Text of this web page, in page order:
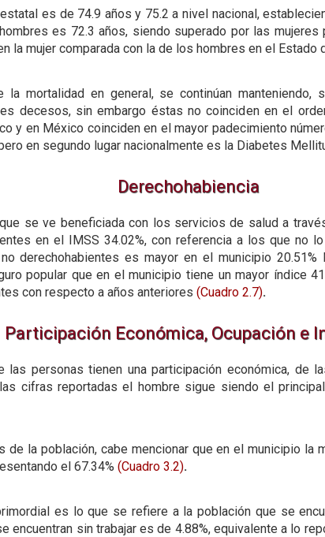
es de 74.9 años y 75.2 a nivel nacional,
es 72.3 años, siendo superado por las
la mujer comparada con la de los hombres en el Estado
mortalidad en general, se continúan manteniendo,
decesos, sin embargo éstas no coinciden en el
y en México coinciden en el mayor padecimiento
en segundo lugar nacionalmente es la Diabetes
Derechohabiencia
se ve beneficiada con los servicios de salud a
en el IMSS 34.02%, con referencia a los que no
derechohabientes es mayor en el municipio
popular que en el municipio tiene un mayor índice
con respecto a años anteriores (Cuadro 2.7).
Participación Económica, Ocupación e
las personas tienen una participación económica, de
cifras reportadas el hombre sigue siendo el
de la población, cabe mencionar que en el municipio la
el 67.34% (Cuadro 3.2).
es lo que se refiere a la población que se
encuentran sin trabajar es de 4.88%, equivalente a lo